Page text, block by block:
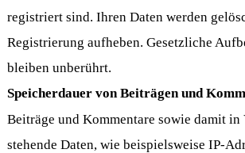
registriert sind. Ihren Daten werden
Registrierung aufheben. Gesetzliche
bleiben unberührt.
Speicherdauer von Beiträgen und
Beiträge und Kommentare sowie damit in
stehende Daten, wie beispielsweise IP-